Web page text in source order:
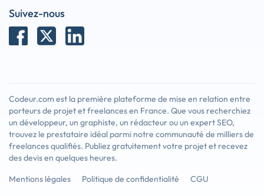
Suivez-nous
Codeur.com est la première plateforme de mise en relation entre
porteurs de projet et freelances en France. Que vous recherchiez
un développeur, un graphiste, un rédacteur ou un expert SEO,
trouvez le prestataire idéal parmi notre communauté de milliers de
freelances qualifiés. Publiez gratuitement votre projet et recevez
des devis en quelques heures.
Mentions légales
Politique de confidentialité
CGU